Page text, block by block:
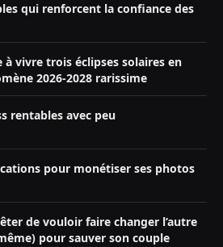
qui renforcent la confiance des
à vivre trois éclipses solaires en
2026-2028 rarissime
rentables avec peu
pour monétiser ses photos
de vouloir faire changer l’autre
pour sauver son couple